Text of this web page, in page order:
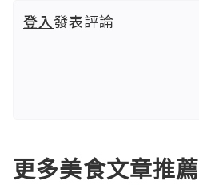
登入發表評論
更多美食文章推薦